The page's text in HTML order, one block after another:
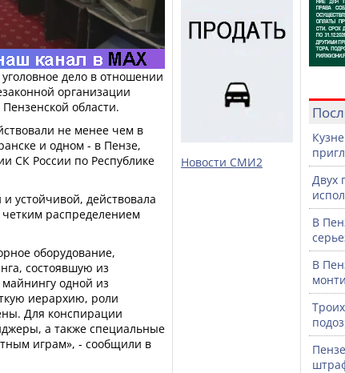
дело в отношении
организации
области.
не менее чем в
и одном - в Пензе,
СК России по Республике
устойчивой, действовала
распределением
оборудование,
состоявшую из
одной из
иерархию, роли
Для конспирации
а также специальные
играм», - сообщили в
Новости СМИ2
Двух
В
В